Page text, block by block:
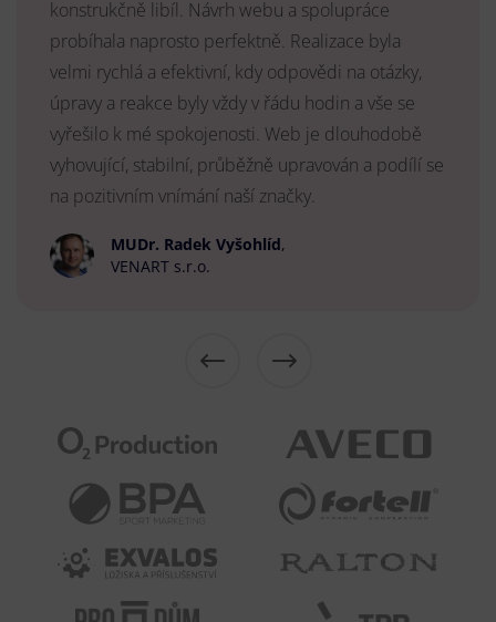
konstrukčně libíl. Návrh webu a spolupráce
probíhala naprosto perfektně. Realizace byla
velmi rychlá a efektivní, kdy odpovědi na otázky,
úpravy a reakce byly vždy v řádu hodin a vše se
vyřešilo k mé spokojenosti. Web je dlouhodobě
vyhovující, stabilní, průběžně upravován a podílí se
na pozitivním vnímání naší značky.
MUDr. Radek Vyšohlíd,
VENART s.r.o.